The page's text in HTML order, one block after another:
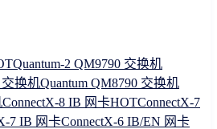
Quantum-2 QM9790 交换机
交换机Quantum QM8790 交换机
ConnectX-8 IB 网卡HOTConnectX-7
7 IB 网卡ConnectX-6 IB/EN 网卡